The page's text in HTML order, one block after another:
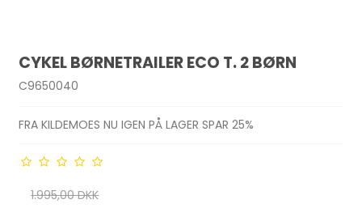
CYKEL BØRNETRAILER ECO T. 2 BØRN
C9650040
FRA KILDEMOES NU IGEN PÅ LAGER SPAR 25%
1.995,00 DKK